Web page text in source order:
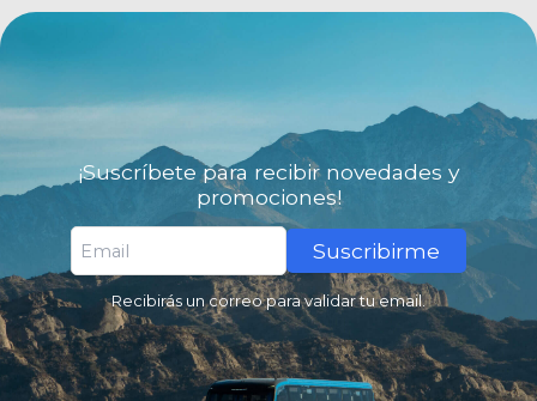
¡Suscríbete para recibir novedades y
promociones!
Suscribirme
Recibirás un correo para validar tu email.